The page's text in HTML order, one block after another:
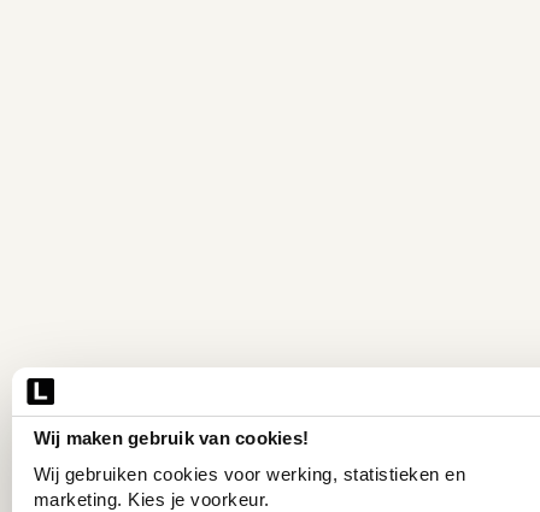
Wij maken gebruik van cookies!
Wij gebruiken cookies voor werking, statistieken en
marketing. Kies je voorkeur.